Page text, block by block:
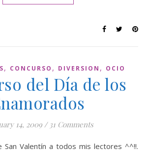
, CONCURSO , DIVERSION , OCIO
del Día de los
14, 2009 / 31 Comments